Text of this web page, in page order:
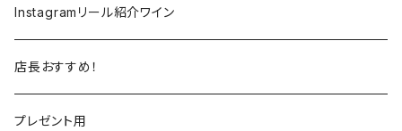
ラングドック
イタリア
トスカーナ
ヴェネト
スペイン
リオハ
アメリカ
イタリア
トスカーナ
ピエモンテ
スペイン
カリニェナ
ドイツ
ニュージーランド
イギリス
ドイツ
日本
Instagramリール紹介ワイン
店長おすすめ！
プレゼント用